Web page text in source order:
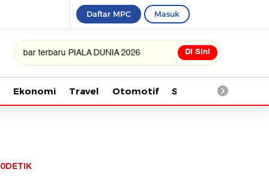
Daftar MPC Masuk
terbaru PIALA DUNIA 2026 Di Sini
Ekonomi Travel Otomotif Saintek